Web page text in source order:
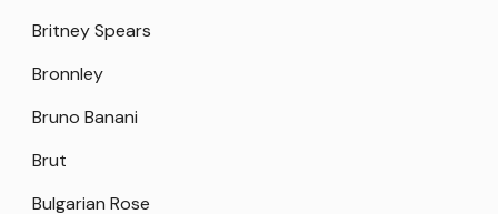
Britney Spears
Bronnley
Bruno Banani
Brut
Bulgarian Rose